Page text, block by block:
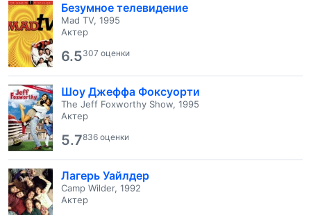
Безумное телевидение
Mad TV, 1995
Актер
6.5307 оценки
Шоу Джеффа Фоксуорти
The Jeff Foxworthy Show, 1995
Актер
5.7836 оценки
Лагерь Уайлдер
Camp Wilder, 1992
Актер